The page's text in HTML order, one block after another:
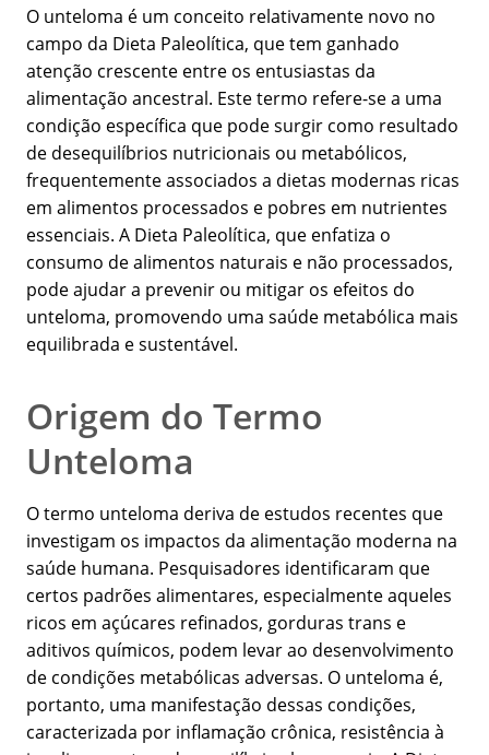
O unteloma é um conceito relativamente novo no
campo da Dieta Paleolítica, que tem ganhado
atenção crescente entre os entusiastas da
alimentação ancestral. Este termo refere-se a uma
condição específica que pode surgir como resultado
de desequilíbrios nutricionais ou metabólicos,
frequentemente associados a dietas modernas ricas
em alimentos processados e pobres em nutrientes
essenciais. A Dieta Paleolítica, que enfatiza o
consumo de alimentos naturais e não processados,
pode ajudar a prevenir ou mitigar os efeitos do
unteloma, promovendo uma saúde metabólica mais
equilibrada e sustentável.
Origem do Termo
Unteloma
O termo unteloma deriva de estudos recentes que
investigam os impactos da alimentação moderna na
saúde humana. Pesquisadores identificaram que
certos padrões alimentares, especialmente aqueles
ricos em açúcares refinados, gorduras trans e
aditivos químicos, podem levar ao desenvolvimento
de condições metabólicas adversas. O unteloma é,
portanto, uma manifestação dessas condições,
caracterizada por inflamação crônica, resistência à